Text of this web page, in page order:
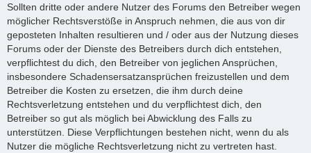
Sollten dritte oder andere Nutzer des Forums den Betreiber wegen
möglicher Rechtsverstöße in Anspruch nehmen, die aus von dir
geposteten Inhalten resultieren und / oder aus der Nutzung dieses
Forums oder der Dienste des Betreibers durch dich entstehen,
verpflichtest du dich, den Betreiber von jeglichen Ansprüchen,
insbesondere Schadensersatzansprüchen freizustellen und dem
Betreiber die Kosten zu ersetzen, die ihm durch deine
Rechtsverletzung entstehen und du verpflichtest dich, den
Betreiber so gut als möglich bei Abwicklung des Falls zu
unterstützen. Diese Verpflichtungen bestehen nicht, wenn du als
Nutzer die mögliche Rechtsverletzung nicht zu vertreten hast.